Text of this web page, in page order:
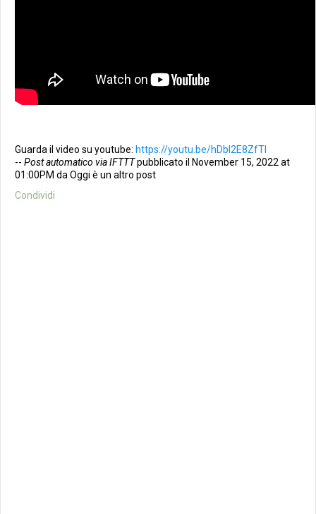
Guarda il video su youtube: https://youtu.be/hDbI2E8ZfTI
-- Post automatico via IFTTTpubblicato il November 15, 2022 at
01:00PM da Oggi è un altro post
Condividi